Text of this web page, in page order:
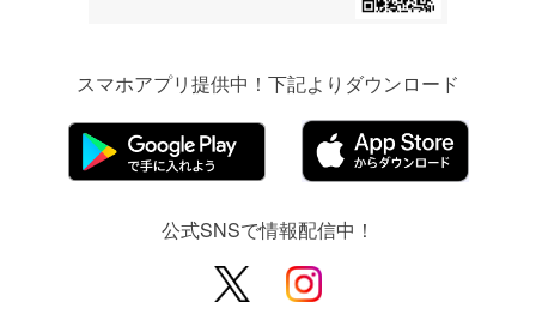
スマホアプリ提供中！下記よりダウンロード
公式SNSで情報配信中！